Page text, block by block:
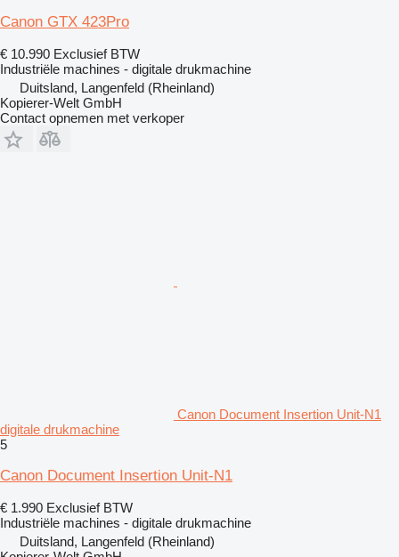
Canon GTX 423Pro
€ 10.990 Exclusief BTW
Industriële machines - digitale drukmachine
Duitsland, Langenfeld (Rheinland)
Kopierer-Welt GmbH
Contact opnemen met verkoper
Canon Document Insertion Unit-N1
digitale drukmachine
5
Canon Document Insertion Unit-N1
€ 1.990 Exclusief BTW
Industriële machines - digitale drukmachine
Duitsland, Langenfeld (Rheinland)